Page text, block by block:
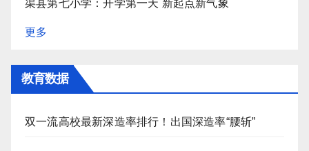
渠县第七小学：开学第一天 新起点新气象
更多
教育数据
双一流高校最新深造率排行！出国深造率“腰斩”